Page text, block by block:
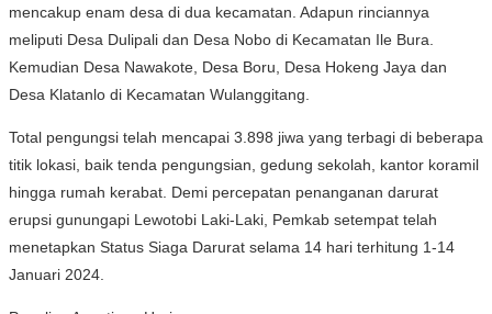
mencakup enam desa di dua kecamatan. Adapun rinciannya
meliputi Desa Dulipali dan Desa Nobo di Kecamatan Ile Bura.
Kemudian Desa Nawakote, Desa Boru, Desa Hokeng Jaya dan
Desa Klatanlo di Kecamatan Wulanggitang.
Total pengungsi telah mencapai 3.898 jiwa yang terbagi di beberapa
titik lokasi, baik tenda pengungsian, gedung sekolah, kantor koramil
hingga rumah kerabat. Demi percepatan penanganan darurat
erupsi gunungapi Lewotobi Laki-Laki, Pemkab setempat telah
menetapkan Status Siaga Darurat selama 14 hari terhitung 1-14
Januari 2024.